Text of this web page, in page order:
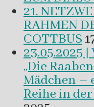
21.
RAHMEN
COTTBUS
23.05.2025
„Die
Mädchen –
Reihe in